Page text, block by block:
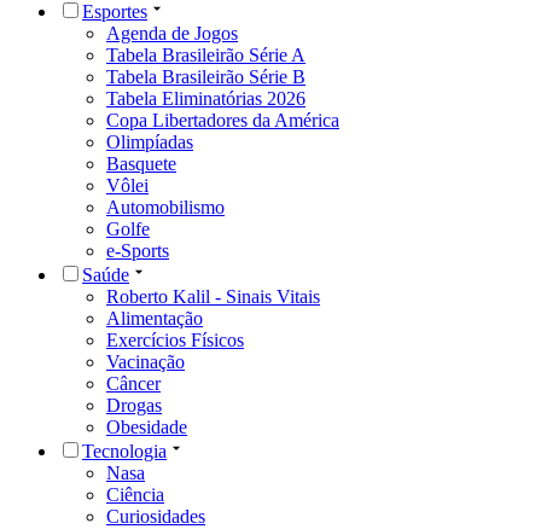
Esportes
Agenda de Jogos
Tabela Brasileirão Série A
Tabela Brasileirão Série B
Tabela Eliminatórias 2026
Copa Libertadores da América
Olimpíadas
Basquete
Vôlei
Automobilismo
Golfe
e-Sports
Saúde
Roberto Kalil - Sinais Vitais
Alimentação
Exercícios Físicos
Vacinação
Câncer
Drogas
Obesidade
Tecnologia
Nasa
Ciência
Curiosidades